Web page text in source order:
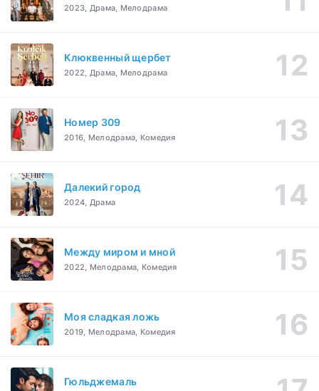
2023, Драма, Мелодрама
Клюквенный щербет
2022, Драма, Мелодрама
Номер 309
2016, Мелодрама, Комедия
Далекий город
2024, Драма
Между миром и мной
2022, Мелодрама, Комедия
Моя сладкая ложь
2019, Мелодрама, Комедия
Гюльджемаль